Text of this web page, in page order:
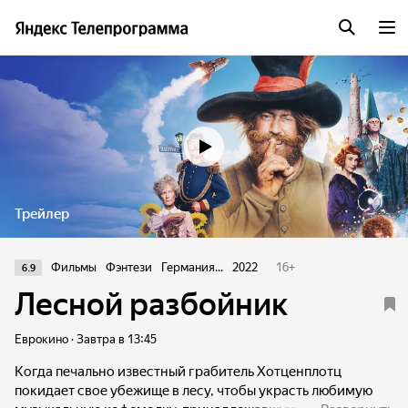
Трейлер
6.9 Фильмы Фэнтези Германия... 2022 16+
Лесной разбойник
Еврокино · Завтра в 13:45
Когда печально известный грабитель Хотценплотц
покидает свое убежище в лесу, чтобы украсть любимую